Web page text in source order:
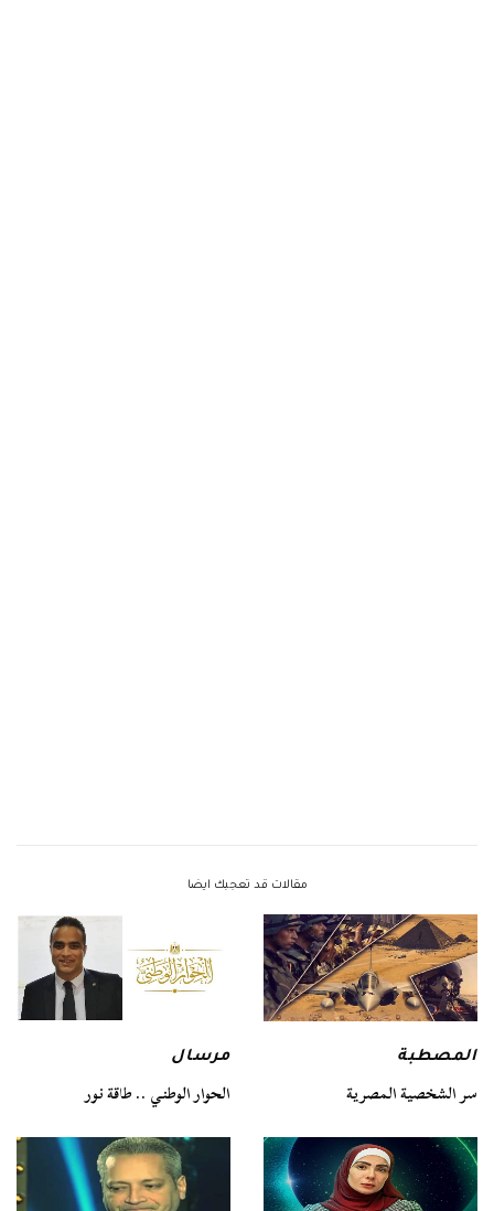
مقالات قد تعجبك ايضا
المصطبة
سر الشخصية المصرية
مرسال
الحوار الوطني .. طاقة نور